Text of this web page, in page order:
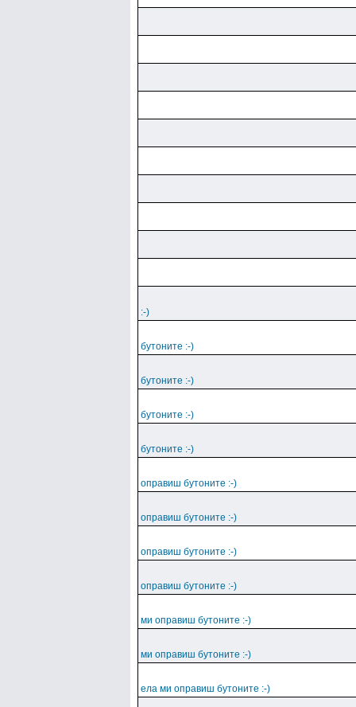
:-)
бутоните :-)
бутоните :-)
бутоните :-)
бутоните :-)
оправиш бутоните :-)
оправиш бутоните :-)
оправиш бутоните :-)
оправиш бутоните :-)
ми оправиш бутоните :-)
ми оправиш бутоните :-)
ела ми оправиш бутоните :-)